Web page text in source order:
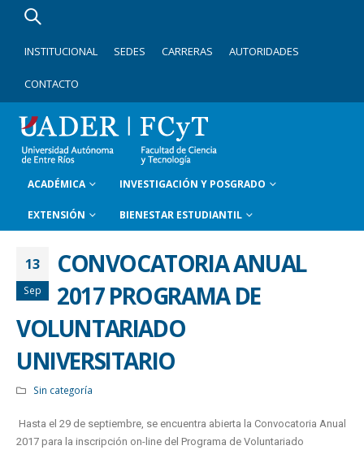
INSTITUCIONAL SEDES CARRERAS AUTORIDADES
CONTACTO
ACADÉMICA INVESTIGACIÓN Y POSGRADO
EXTENSIÓN BIENESTAR ESTUDIANTIL
13
Sep
CONVOCATORIA ANUAL
2017 PROGRAMA DE
VOLUNTARIADO
UNIVERSITARIO
Sin categoría
Hasta el 29 de septiembre, se encuentra abierta la Convocatoria Anual
2017 para la inscripción on-line del Programa de Voluntariado